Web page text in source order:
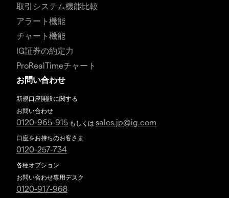
取引システム機能比較
アラート機能
チャート機能
IG証券の約定力
ProRealTimeチャート
お問い合わせ
新規口座開設に関する
お問い合わせ
0120-965-915 もしくは sales.jp@ig.com
口座をお持ちのお客さま
0120-257-734
各種オプション
お問い合わせ専用デスク
0120-917-968